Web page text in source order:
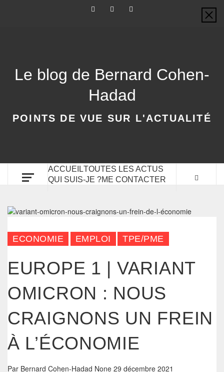
Le blog de Bernard Cohen-
Hadad
POINTS DE VUE SUR L'ACTUALITÉ
ACCUEILTOUTES LES ACTUS
QUI SUIS-JE ?ME CONTACTER
ECONOMIE EMPLOI TPE/PME
EUROPE 1 | VARIANT
OMICRON : NOUS
CRAIGNONS UN FREIN
À L’ÉCONOMIE
Par Bernard Cohen-Hadad None 29 décembre 2021